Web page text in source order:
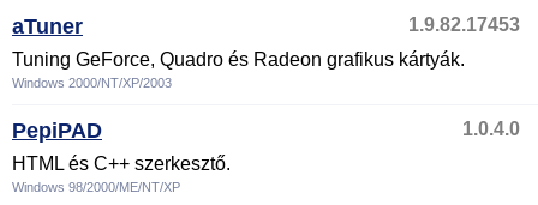
aTuner
1.9.82.17453
Tuning GeForce, Quadro és Radeon grafikus kártyák.
Windows 2000/NT/XP/2003
PepiPAD
1.0.4.0
HTML és C++ szerkesztő.
Windows 98/2000/ME/NT/XP